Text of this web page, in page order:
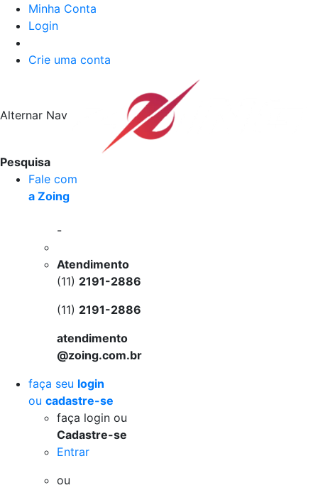
Minha Conta
Login
Crie uma conta
Alternar Nav
Pesquisa
Fale com
a Zoing
-
Atendimento
(11) 2191-2886
(11) 2191-2886
atendimento
@zoing.com.br
faça seu login
ou cadastre-se
faça login ou
Cadastre-se
Entrar
ou